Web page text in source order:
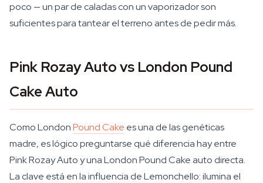
poco — un par de caladas con un vaporizador son
suficientes para tantear el terreno antes de pedir más.
Pink Rozay Auto vs London Pound
Cake Auto
Como LondonPound Cake es una de las genéticas
madre, es lógico preguntarse qué diferencia hay entre
Pink Rozay Auto y una London Pound Cake auto directa.
La clave está en la influencia de Lemonchello: ilumina el